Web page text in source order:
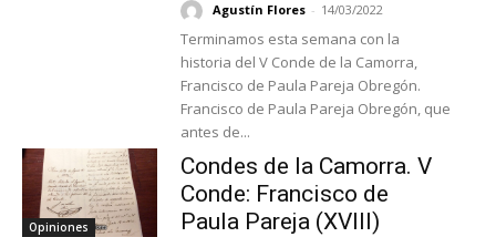
Agustín Flores - 14/03/2022
Terminamos esta semana con la
historia del V Conde de la Camorra,
Francisco de Paula Pareja Obregón.
Francisco de Paula Pareja Obregón, que
antes de...
Opiniones
Condes de la Camorra. V
Conde: Francisco de
Paula Pareja (XVIII)